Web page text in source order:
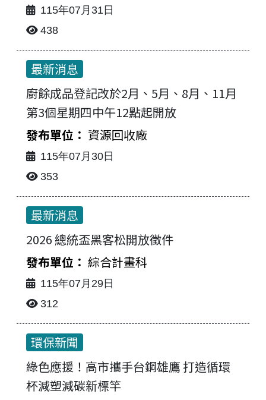
115年07月31日
438
最新消息
廚餘成品登記改於2月、5月、8月、11月
第3個星期四中午12點起開放
資源回收廠
115年07月30日
353
最新消息
2026 總統盃黑客松開放徵件
綜合計畫科
115年07月29日
312
環保新聞
綠色應援！高市攜手台鋼雄鷹 打造循環
杯減塑減碳新標竿